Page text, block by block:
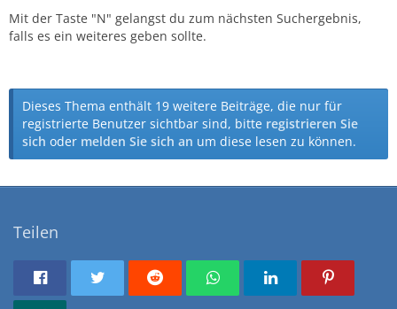
Mit der Taste "N" gelangst du zum nächsten Suchergebnis,
falls es ein weiteres geben sollte.
Dieses Thema enthält 19 weitere Beiträge, die nur für
registrierte Benutzer sichtbar sind, bitte registrieren Sie
sich oder melden Sie sich an um diese lesen zu können.
Teilen